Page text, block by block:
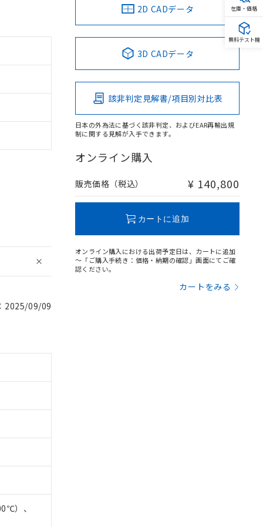
2025/09/09
）、
2D CADデータ
3D CADデータ
該非判定見解書/項目別対比表
日本の外為法に基づく該非判定、およびEAR再輸出規
制に関する見解が入手できます。
オンライン購入
販売価格（税込） ¥ 140,800
カートに追加
オンライン購入における出荷予定日は、カートに追加
～「ご購入手続き：価格・納期の確認」画面にてご確
認ください。
カートをみる
ありません。
です。
在庫・価格
無料テスト機